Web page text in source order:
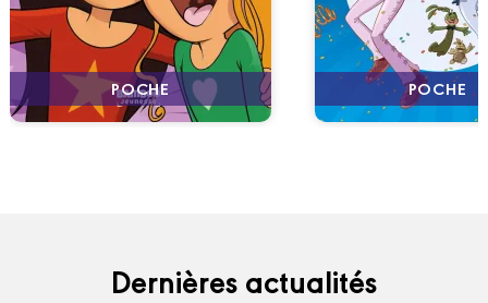
POCHE POCHE
Dernières actualités